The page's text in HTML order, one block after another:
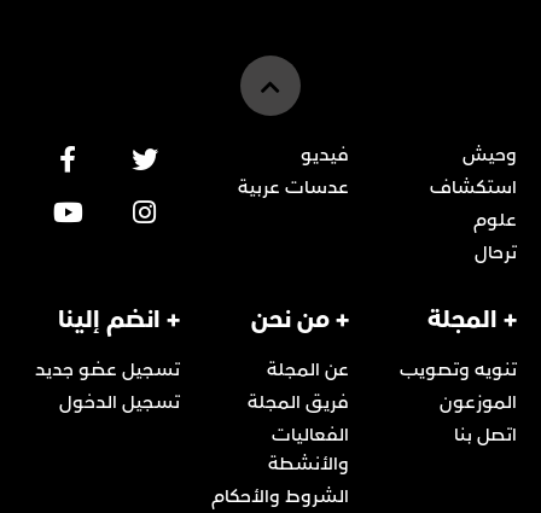
وحيش
استكشاف
علوم
ترحال
فيديو
عدسات عربية
+ المجلة
تنويه وتصويب
الموزعون
اتصل بنا
+ من نحن
عن المجلة
فريق المجلة
الفعاليات
والأنشطة
الشروط والأحكام
+ انضم إلينا
تسجيل عضو جديد
تسجيل الدخول